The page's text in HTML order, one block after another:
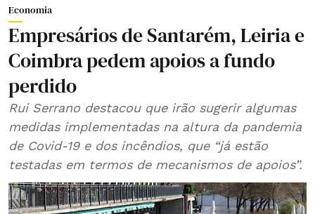
Economia
Empresários de Santarém, Leiria e
Coimbra pedem apoios a fundo
perdido
Rui Serrano destacou que irão sugerir algumas
medidas implementadas na altura da pandemia
de Covid-19 e dos incêndios, que “já estão
testadas em termos de mecanismos de apoios”.